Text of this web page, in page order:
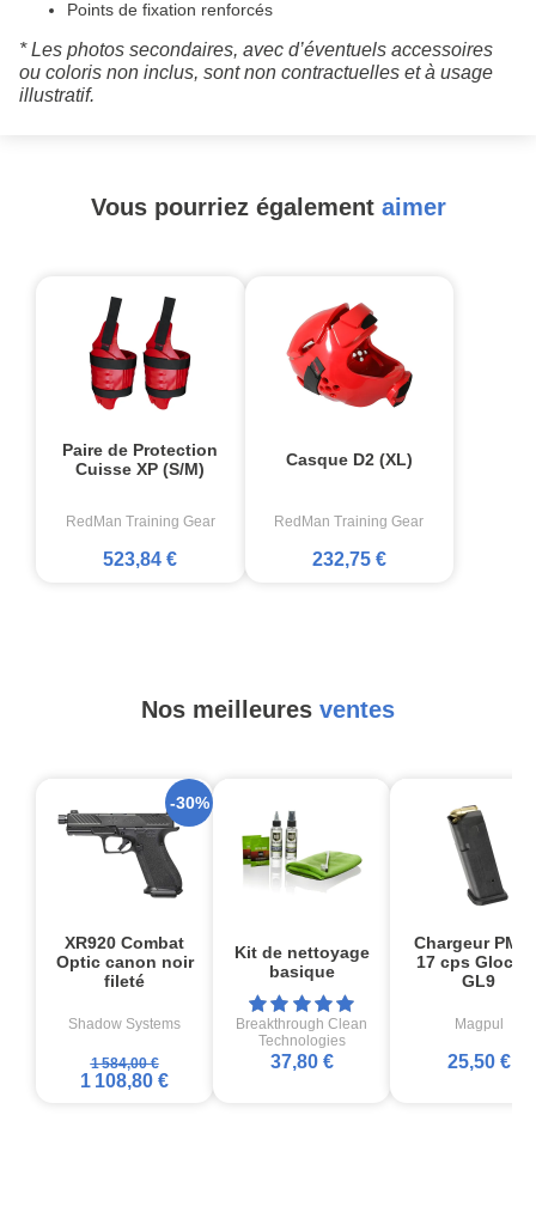
Points de fixation renforcés
* Les photos secondaires, avec d’éventuels accessoires
ou coloris non inclus, sont non contractuelles et à usage
illustratif.
Vous pourriez également aimer
Paire de Protection
Cuisse XP (S/M)
RedMan Training Gear
523,84 €
Casque D2 (XL)
RedMan Training Gear
232,75 €
Nos meilleures ventes
XR920 Combat
Optic canon noir
fileté
Shadow Systems
1 584,00 €
1 108,80 €
-30%
Kit de nettoyage
basique
Breakthrough Clean
Technologies
37,80 €
Chargeur
17 cps
GL9
Magpul
25,50 €